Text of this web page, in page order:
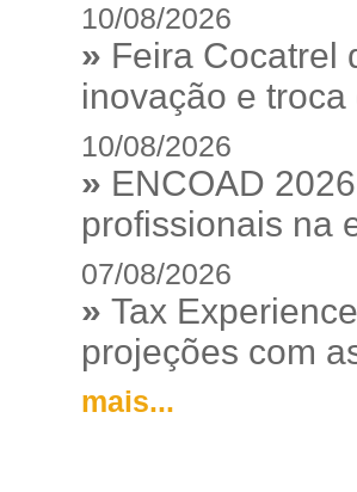
10/08/2026
» Feira Cocatrel
inovação e
10/08/2026
» ENCOAD
profissionais na
07/08/2026
» Tax
projeções com
mais...